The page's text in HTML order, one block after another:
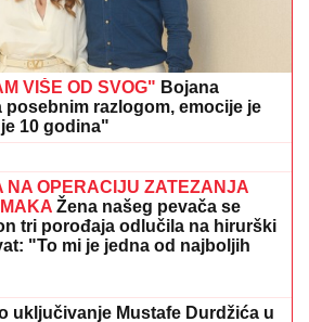
VANTELESNE NAKON
Voditeljka sa mužem
"Dovoljni smo jedno drugom"
PODNOSIMO PRIJAVU ZA
DELO"Oglasio se advokat
Radanović nakon jezivih pretnji
dobila od Ane Nikolić: "To je
SE DEJAN STANKOVIĆ
Doktorka otkrila kako se
nakon venčanja: "Zaljubljena
tu su njegovi roditelji i sestra